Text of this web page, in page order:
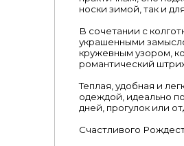
носки зимой, так и
В сочетании с
украшенными
кружевным узором,
романтический
Теплая, удобная и
одеждой, идеально
дней, прогулок или
Счастливого